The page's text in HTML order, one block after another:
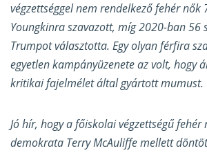
végzettséggel nem rendelkező fehér nők
Youngkinra szavazott, míg 2020-ban 56
Trumpot választotta. Egy olyan férfira
egyetlen kampányüzenete az volt, hogy
kritikai fajelmélet által gyártott mumust.
Jó hír, hogy a főiskolai végzettségű
demokrata Terry McAuliffe mellett